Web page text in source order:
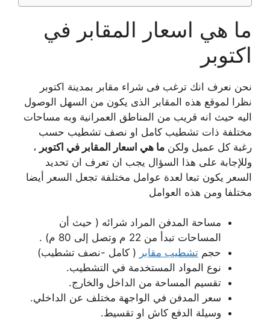
ما هي اسعار المقابر في
اكتوبر
نحن نعرف انك ترغب فى شراء مقابر بمدينة اكتوبر
نظرا لموقع هذه المقابر الذى يكون من السهل الوصول
اليه حيث انه قريب من المناطق العمرانية وبه مساحات
مختلفة ذات تشطيب كامل او نصف تشطيب حسب
رغبة كل عميل ولكن ما هي اسعار المقابر في اكتوبر ،
وللإجابة على هذا السؤال يجب ان تعرف ان تحديد
السعر يكون تبعا لعدة عوامل مختلفة تجعل السعر أيضا
مختلفا ومن هذه العوامل
مساحة المدفن المراد شرائه ( حيث أن
المساحات تبدأ من 22 م وتصل إلى 80 م) .
حجم تشطيب مقابر ( كامل -نصف تشطيب)
نوع المواد المستخدمة في التشطيب.
تقسيم المساحة من الداخل والخارج.
سعر المدفن في الواجهة مختلف عن الداخلي.
وسيلة الدفع كاش او تقسيط.